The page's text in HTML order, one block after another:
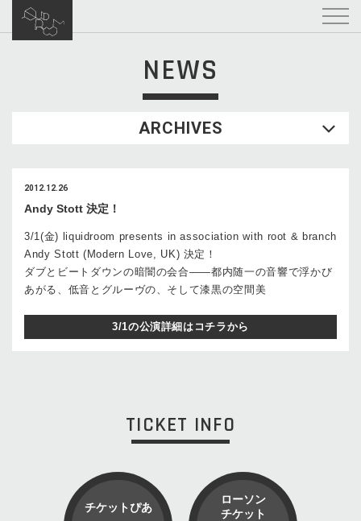
NEWS
ARCHIVES
2012.12.26
Andy Stott 決定！
3/1(金) liquidroom presents in association with root & branch
Andy Stott (Modern Love, UK) 決定！
ダブとビートダウンの暗闇の会合——都内随一の音響で浮かび
あがる、低音とグルーヴの、そして漆黒の空間美
3/1の公演詳細はコチラから
TICKET INFO
チケットぴあ
ローソン
チケット